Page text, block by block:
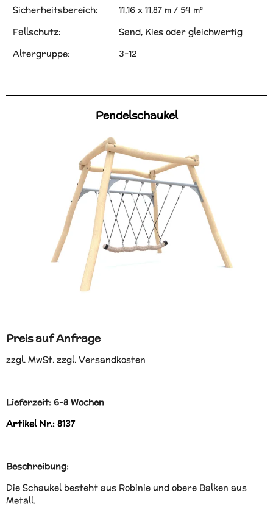
Sicherheitsbereich:
11,16 x 11,87 m / 54 m²
Fallschutz:
Sand, Kies oder gleichwertig
Altergruppe:
3-12
Pendelschaukel
Preis auf Anfrage
zzgl. MwSt. zzgl. Versandkosten
Lieferzeit: 6-8 Wochen
Artikel Nr.: 8137
Beschreibung:
Die Schaukel besteht aus Robinie und obere Balken aus
Metall.